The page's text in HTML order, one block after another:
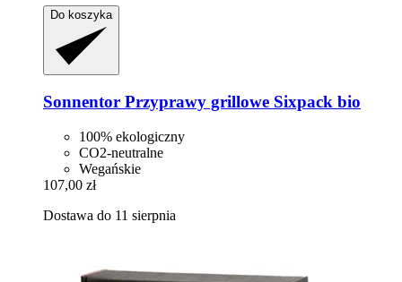
Do koszyka
Sonnentor Przyprawy grillowe Sixpack bio
100% ekologiczny
CO2-neutralne
Wegańskie
107,00 zł
Dostawa do 11 sierpnia